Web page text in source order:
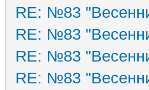
RE: №83
RE: №83
RE: №83
RE: №83